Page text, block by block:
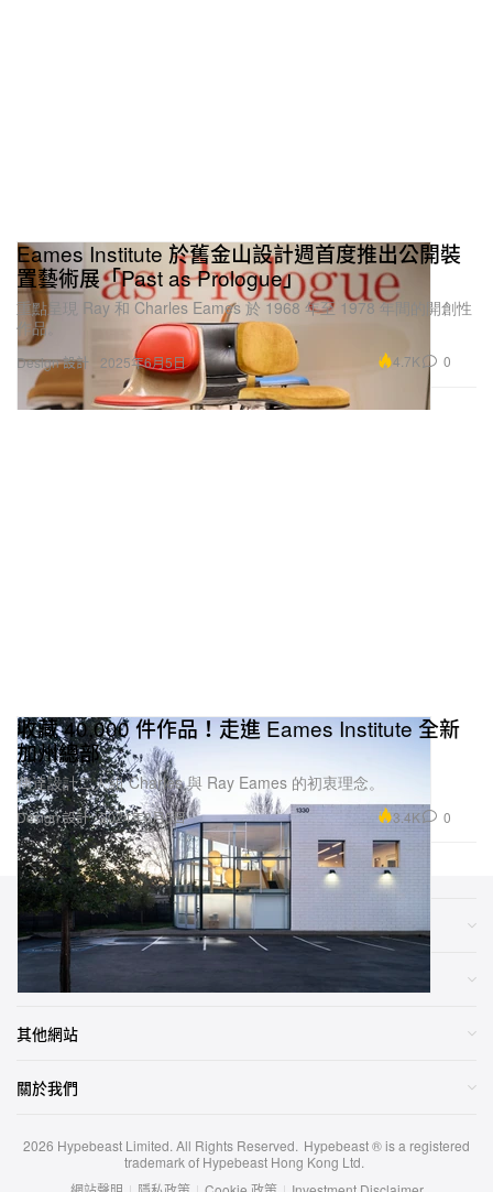
Design 設計
Eames Institute 於舊金山設計週首度推出公開裝
置藝術展「Past as Prologue」
重點呈現 Ray 和 Charles Eames 於 1968 年至 1978 年間的開創性
作品。
2025年6月5日 4.7K 0
Design 設計
收藏 40,000 件作品！走進 Eames Institute 全新
加州總部
傳達設計二人組 Charles 與 Ray Eames 的初衷理念。
2024年8月5日 3.4K 0
其他網站
關於我們
2026 Hypebeast Limited. All Rights Reserved. Hypebeast ® is a registered
trademark of Hypebeast Hong Kong Ltd.